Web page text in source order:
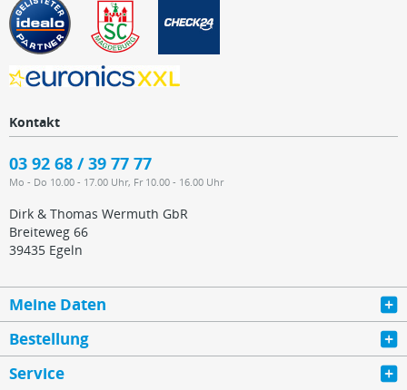
Kontakt
03 92 68 / 39 77 77
Mo - Do 10.00 - 17.00 Uhr, Fr 10.00 - 16.00 Uhr
Dirk & Thomas Wermuth GbR
Breiteweg 66
39435 Egeln
Meine Daten
Bestellung
Service